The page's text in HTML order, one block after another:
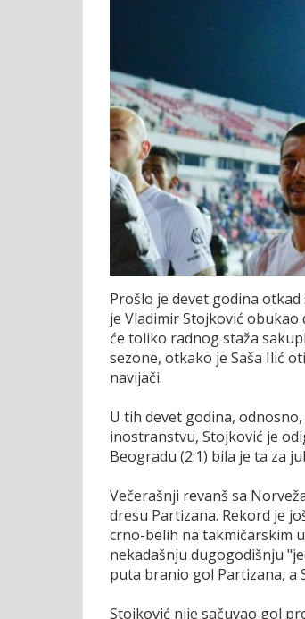
Prošlo je devet godina
je Vladimir Stojković obukao
će toliko radnog staža
sezone, otkako je Saša Ilić
navijači.
U tih devet godina,
inostranstvu, Stojković je
Beogradu (2:1) bila je ta za
Večerašnji revanš sa
dresu Partizana. Rekord je
crno-belih na takmičarskim
nekadašnju dugogodišnju
puta branio gol Partizana, a
Stojković nije sačuvao gol